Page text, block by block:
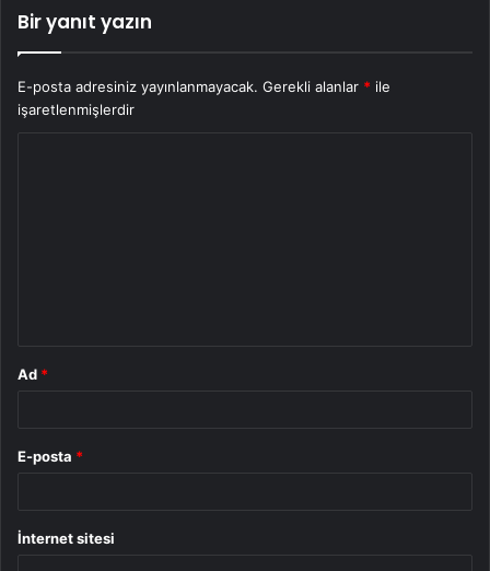
Bir yanıt yazın
E-posta adresiniz yayınlanmayacak. Gerekli alanlar * ile
işaretlenmişlerdir
Ad *
E-posta *
İnternet sitesi